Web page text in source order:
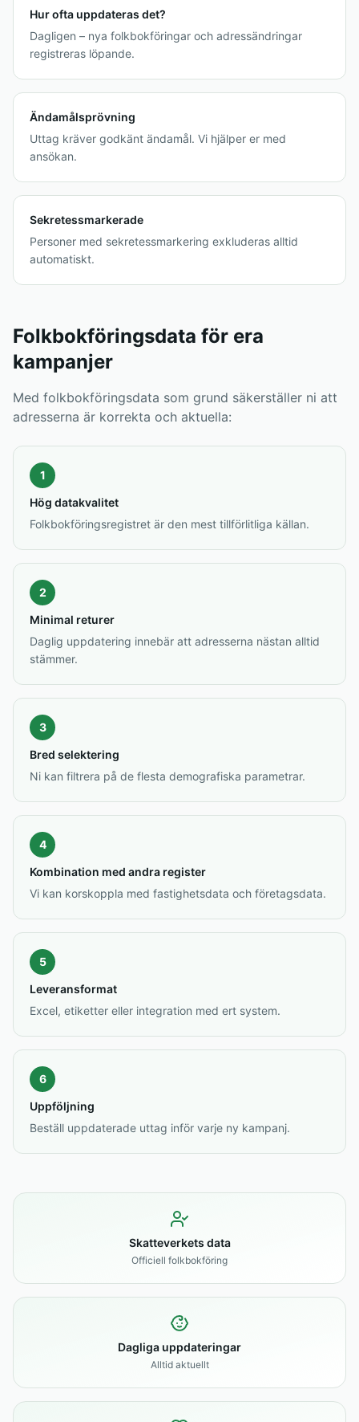
Hur ofta uppdateras det?
Dagligen – nya folkbokföringar och adressändringar
registreras löpande.
Ändamålsprövning
Uttag kräver godkänt ändamål. Vi hjälper er med
ansökan.
Sekretessmarkerade
Personer med sekretessmarkering exkluderas alltid
automatiskt.
Folkbokföringsdata för era
kampanjer
Med folkbokföringsdata som grund säkerställer ni att
adresserna är korrekta och aktuella:
1
Hög datakvalitet
Folkbokföringsregistret är den mest tillförlitliga källan.
2
Minimal returer
Daglig uppdatering innebär att adresserna nästan alltid
stämmer.
3
Bred selektering
Ni kan filtrera på de flesta demografiska parametrar.
4
Kombination med andra register
Vi kan korskoppla med fastighetsdata och företagsdata.
5
Leveransformat
Excel, etiketter eller integration med ert system.
6
Uppföljning
Beställ uppdaterade uttag inför varje ny kampanj.
Skatteverkets data
Officiell folkbokföring
Dagliga uppdateringar
Alltid aktuellt